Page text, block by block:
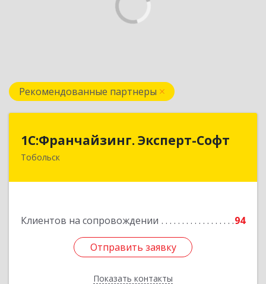
Рекомендованные партнеры
1С:Франчайзинг. Эксперт-Софт
Тобольск
Клиентов на сопровождении 94
Отправить заявку
Показать контакты
1С:Франчайзинг. Эксперт-Софт
626150, Тюменская обл, Тобольск г, 7-й мкр,
Отправить заявку
Назад